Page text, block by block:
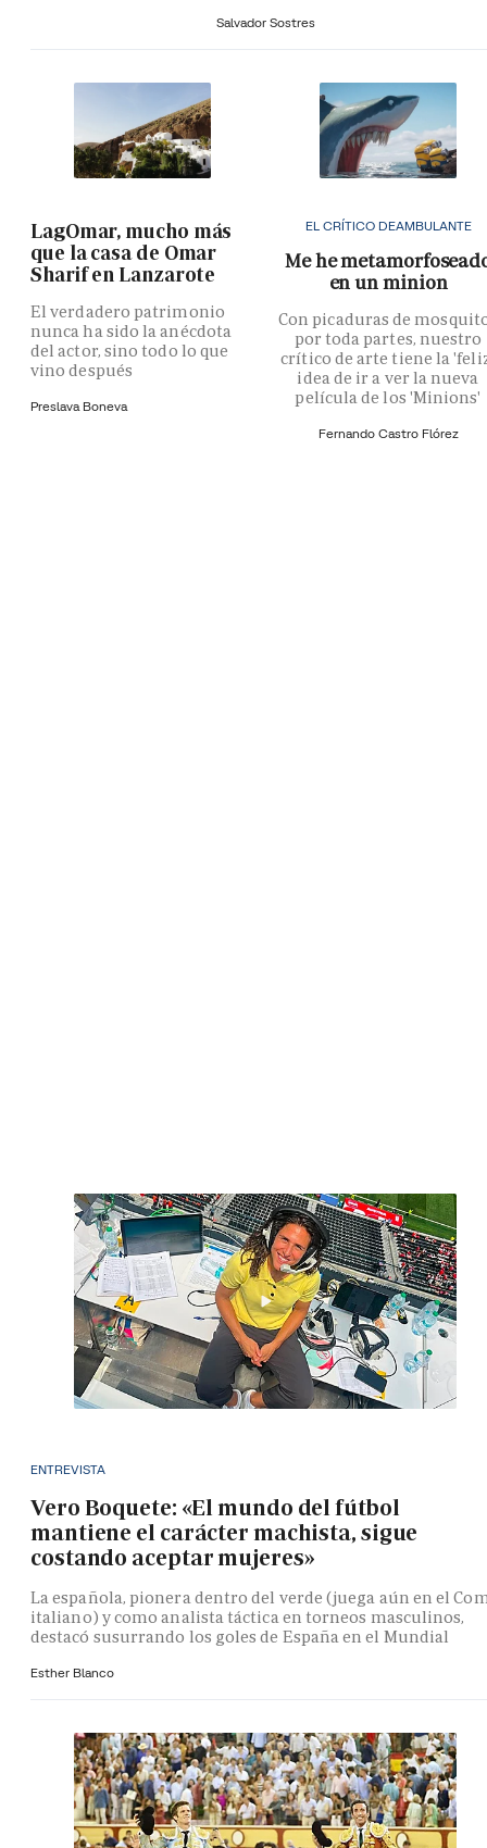
Salvador Sostres
LagOmar, mucho más
que la casa de Omar
Sharif en Lanzarote
El verdadero patrimonio
nunca ha sido la anécdota
del actor, sino todo lo que
vino después
Preslava Boneva
EL CRÍTICO DEAMBULANTE
Me he
en un minion
Con picaduras de
por toda partes, nuestro
crítico de arte tiene la
idea de ir a ver la nueva
película de los 'Minions'
Fernando Castro Flórez
ENTREVISTA
Vero Boquete: «El mundo del fútbol
mantiene el carácter machista, sigue
costando aceptar mujeres»
La española, pionera dentro del verde (juega aún en el
italiano) y como analista táctica en torneos masculinos,
destacó susurrando los goles de España en el Mundial
Esther Blanco